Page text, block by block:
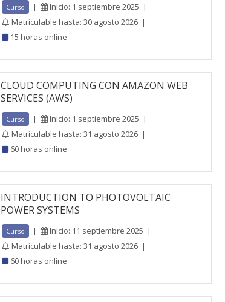
Curso | Inicio: 1 septiembre 2025 |
Matriculable hasta: 30 agosto 2026 |
15 horas online
CLOUD COMPUTING CON AMAZON WEB
SERVICES (AWS)
Curso | Inicio: 1 septiembre 2025 |
Matriculable hasta: 31 agosto 2026 |
60 horas online
INTRODUCTION TO PHOTOVOLTAIC
POWER SYSTEMS
Curso | Inicio: 11 septiembre 2025 |
Matriculable hasta: 31 agosto 2026 |
60 horas online